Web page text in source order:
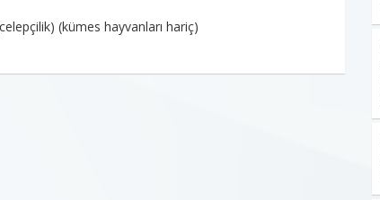
(kümes hayvanları hariç)